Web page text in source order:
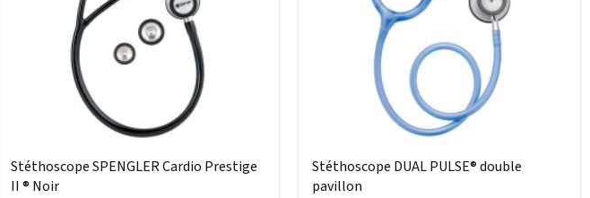
Stéthoscope SPENGLER Cardio Prestige
II ® Noir
Stéthoscope DUAL PULSE® double
pavillon